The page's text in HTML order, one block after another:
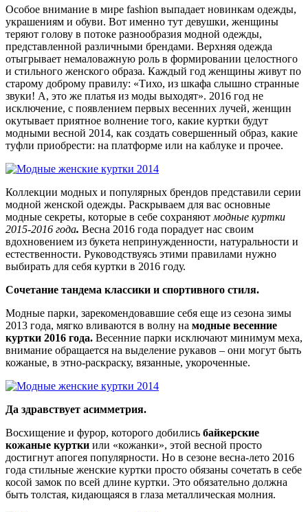
Особое внимание в мире fashion выпадает новинкам одежды,
украшениям и обуви. Вот именно тут девушки, женщины
теряют голову в потоке разнообразия модной одежды,
представленной различными брендами. Верхняя одежда
отыгрывает немаловажную роль в формировании целостного
и стильного женского образа. Каждый год женщины живут по
старому доброму правилу: «Тихо, из шкафа слышно странные
звуки! А, это же платья из моды выходят». 2016 год не
исключение, с появлением первых весенних лучей, женщин
окутывает приятное волнение того, какие куртки будут
модными весной 2014, как создать совершенный образ, какие
туфли приобрести: на платформе или на каблуке и прочее.
Коллекции модных и популярных брендов представили серии
модной женской одежды. Раскрываем для вас основные
модные секреты, которые в себе сохраняют модные куртки
2015-2016 года. Весна 2016 года порадует нас своим
вдохновением из букета непринужденности, натуральности и
естественности. Руководствуясь этими правилами нужно
выбирать для себя куртки в 2016 году.
Сочетание тандема классики и спортивного стиля.
Модные парки, зарекомендовавшие себя еще из сезона зимы
2013 года, мягко вливаются в волну на модные весенние
куртки 2016 года. Весенние парки исключают минимум меха,
внимание обращается на выделение рукавов – они могут быть
кожаные, в этно-раскраску, вязанные, укороченные.
Да здравствует асимметрия.
Восхищение и фурор, которого добились байкерские
кожаные куртки или «кожанки», этой весной просто
достигнут апогея популярности. Но в сезоне весна-лето 2016
года стильные женские куртки просто обязаны сочетать в себе
косой замок по всей длине куртки. Это обязательно должна
быть толстая, кидающаяся в глаза металлическая молния.